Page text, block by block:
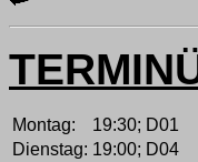
Montag: 19:30; D01
Dienstag: 19:00; D04